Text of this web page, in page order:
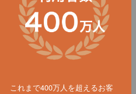
これまで400万人を超えるお客